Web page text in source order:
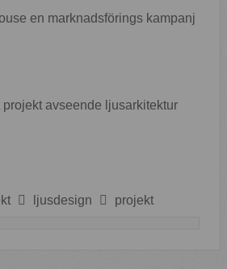
en marknadsförings kampanj
avseende ljusarkitektur
ljusdesign projekt